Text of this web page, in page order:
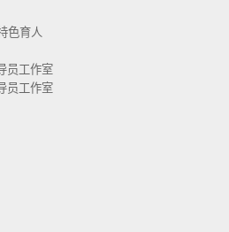
色育人
员工作室
员工作室